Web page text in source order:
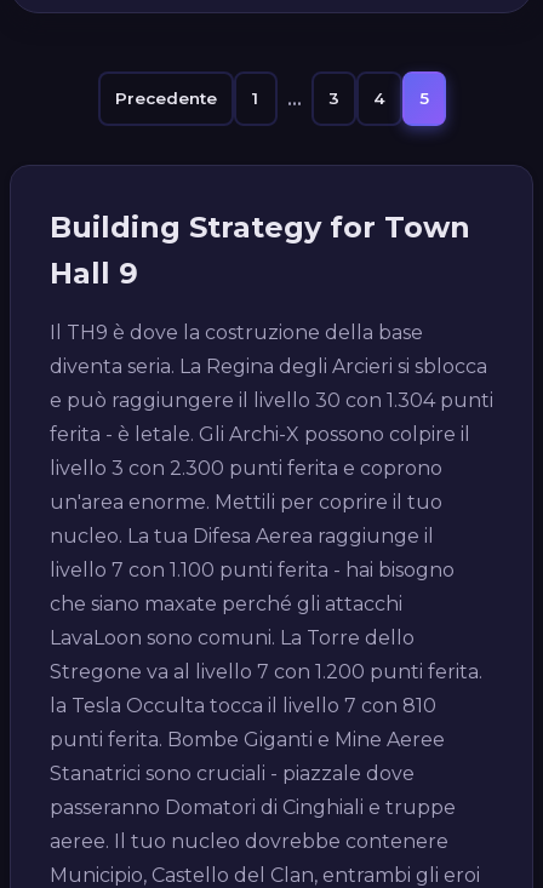
Precedente 1 ... 3 4 5
Building Strategy for Town
Hall 9
Il TH9 è dove la costruzione della base
diventa seria. La Regina degli Arcieri si sblocca
e può raggiungere il livello 30 con 1.304 punti
ferita - è letale. Gli Archi-X possono colpire il
livello 3 con 2.300 punti ferita e coprono
un'area enorme. Mettili per coprire il tuo
nucleo. La tua Difesa Aerea raggiunge il
livello 7 con 1.100 punti ferita - hai bisogno
che siano maxate perché gli attacchi
LavaLoon sono comuni. La Torre dello
Stregone va al livello 7 con 1.200 punti ferita.
la Tesla Occulta tocca il livello 7 con 810
punti ferita. Bombe Giganti e Mine Aeree
Stanatrici sono cruciali - piazzale dove
passeranno Domatori di Cinghiali e truppe
aeree. Il tuo nucleo dovrebbe contenere
Municipio, Castello del Clan, entrambi gli eroi